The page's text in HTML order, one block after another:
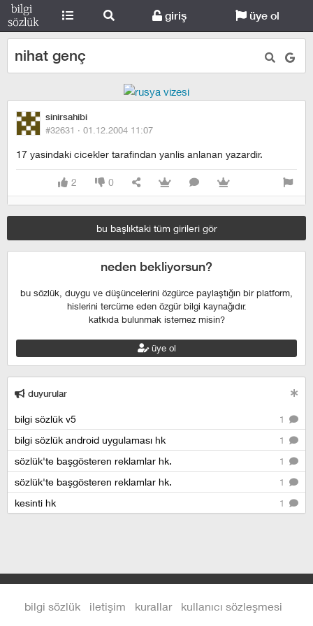
giriş üye ol
nihat genç
sinirsahibi
#32631 · 01.12.2004 11:07
17 yasindaki cicekler tarafindan yanlis anlanan yazardir.
2 0
bu başlıktaki tüm girileri gör
neden bekliyorsun?
bu sözlük, duygu ve düşüncelerini özgürce paylaştığın bir platform,
hislerini tercüme eden özgür bilgi kaynağıdır.
katkıda bulunmak istemez misin?
üye ol
duyurular
1
bilgi sözlük v5
1
bilgi sözlük android uygulaması hk
1
sözlük'te başgösteren reklamlar hk.
1
sözlük'te başgösteren reklamlar hk.
1
kesinti hk
bilgi sözlük iletişim kurallar kullanıcı sözleşmesi